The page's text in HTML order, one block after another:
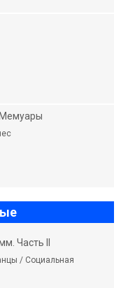
Часть II
/ Социальная